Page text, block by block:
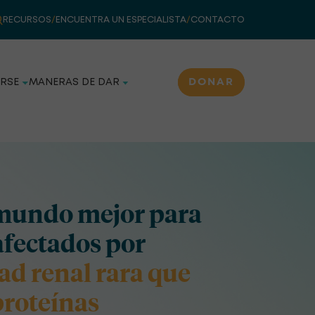
RECURSOS/ ENCUENTRA UN ESPECIALISTA/CONTACTO
MANERAS DE DAR DONAR
mejor para
por
renal rara que